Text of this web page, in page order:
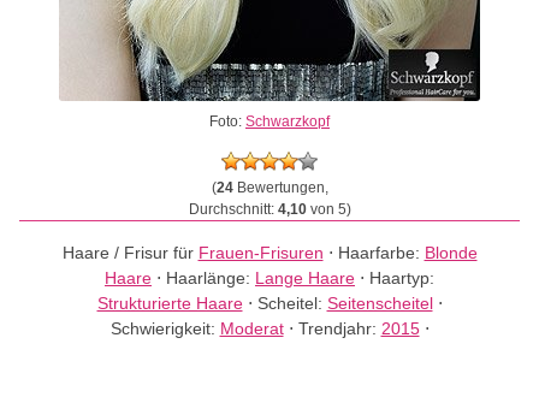
Foto: Schwarzkopf
(24Bewertungen,
Durchschnitt: 4,10von 5)
Haare / Frisur für Frauen-Frisuren ⋅ Haarfarbe: Blonde
Haare ⋅ Haarlänge: Lange Haare ⋅ Haartyp:
Strukturierte Haare⋅ Scheitel: Seitenscheitel⋅
Schwierigkeit: Moderat⋅ Trendjahr: 2015⋅